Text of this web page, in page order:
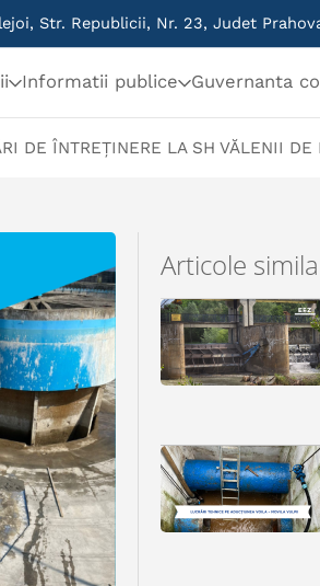
Str. Republicii, Nr. 23, Judet
Informatii publice Guvernanta
DE ÎNTREȚINERE LA SH VĂLENII DE
Articole